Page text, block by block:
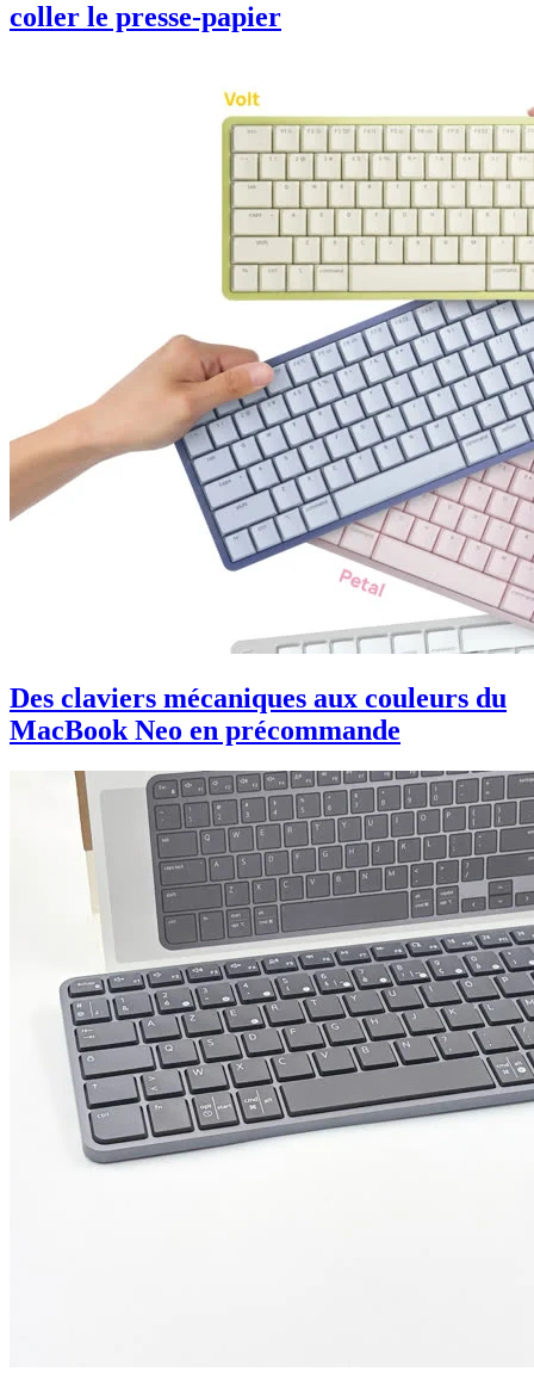
coller le presse-papier
Des claviers mécaniques aux couleurs du
MacBook Neo en précommande